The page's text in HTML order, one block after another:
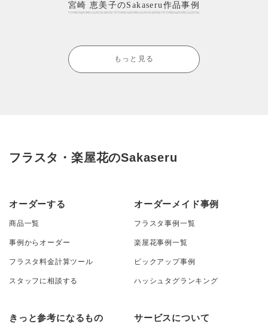
宮崎 恵美子のSakaseru作品事例
もっと見る
フラスタ・楽屋花のSakaseru
オーダーする
商品一覧
事例からオーダー
フラスタ料金計算ツール
スタッフに相談する
オーダーメイド事例
フラスタ事例一覧
楽屋花事例一覧
ピックアップ事例
ハッシュタグランキング
きっと参考になるもの サービスについて